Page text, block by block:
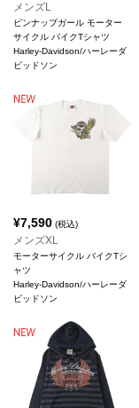
メンズL
ピンナップガール モーター
サイクル バイクTシャツ
Harley-Davidson/ハーレーダ
ビッドソン
¥7,590 (税込)
メンズXL
モーターサイクル バイクTシ
ャツ
Harley-Davidson/ハーレーダ
ビッドソン